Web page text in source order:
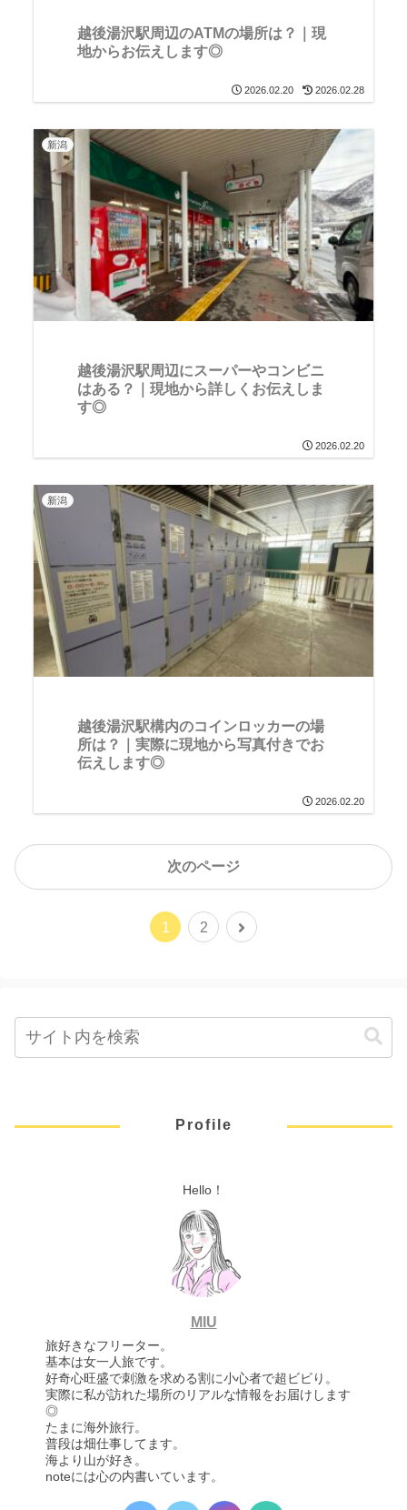
越後湯沢駅周辺のATMの場所は？｜現
地からお伝えします◎
2026.02.20 2026.02.28
新潟
越後湯沢駅周辺にスーパーやコンビニ
はある？｜現地から詳しくお伝えしま
す◎
2026.02.20
新潟
越後湯沢駅構内のコインロッカーの場
所は？｜実際に現地から写真付きでお
伝えします◎
2026.02.20
次のページ
1 2
Profile
Hello！
MIU
旅好きなフリーター。
基本は女一人旅です。
好奇心旺盛で刺激を求める割に小心者で超ビビり。
実際に私が訪れた場所のリアルな情報をお届けします
◎
たまに海外旅行。
普段は畑仕事してます。
海より山が好き。
noteには心の内書いています。